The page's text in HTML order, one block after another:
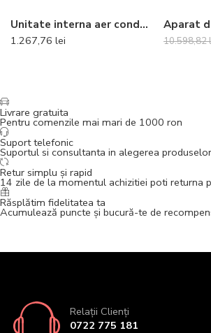
Unitate interna aer conditionat tip split de perete Daikin Comfora Bluevolution FTXP20N9 7000 BTU
1.267,76 lei 10.598,82
Livrare gratuita
Pentru comenzile mai mari de 1000 ron
Suport telefonic
Suportul si consultanta in alegerea
Retur simplu și rapid
14 zile de la momentul achizitiei poti returna
Răsplătim fidelitatea ta
Acumulează puncte și bucură-te de
Relații Clienți
0722 775 181